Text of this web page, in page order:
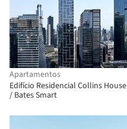
Apartamentos
Edifício Residencial Collins House
/ Bates Smart